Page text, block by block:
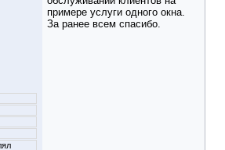
примере услуги одного окна.
За ранее всем спасибо.